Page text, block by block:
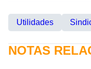
Utilidades
NOTAS